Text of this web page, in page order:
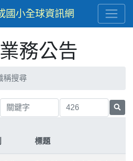
國小全球資訊網
務公告
稱搜尋
標題